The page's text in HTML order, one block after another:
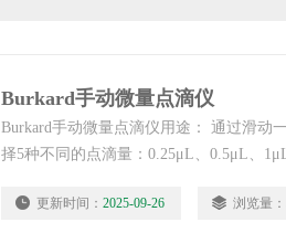
Burkard手动微量点滴仪
Burkard手动微量点滴仪用途： 通过滑动
择5种不同的点滴量：0.25μL、0.5μL、
更新时间： 2025-09-26 浏览量：